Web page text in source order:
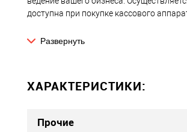
доступна при покупке кассового
Условия для Получения
накопителем, который необходим
Договор с ОФД:
Развернуть
ХАРАКТЕРИСТИКИ:
Прочие